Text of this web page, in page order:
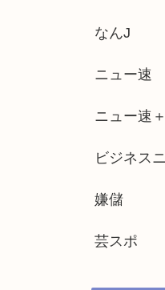
なんJ
ニュー速
ニュー速＋
ビジネス
嫌儲
芸スポ